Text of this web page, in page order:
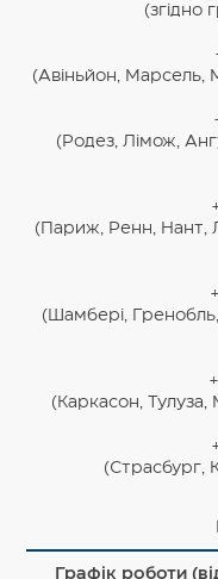
(згідно
(Авіньйон, Марсель,
(Родез, Лімож,
(Париж, Ренн, Нант,
(Шамбері,
(Каркасон, Тулуза,
(Страсбург,
Графік роботи